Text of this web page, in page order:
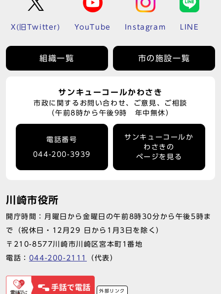
X(旧Twitter) YouTube Instagram LINE
組織一覧 市の施設一覧
サンキューコールかわさき
市政に関するお問い合わせ、ご意見、ご相談
（午前8時から午後9時 年中無休）
電話番号
044-200-3939
サンキューコールか
わさきの
ページを見る
川崎市役所
開庁時間：月曜日から金曜日の午前8時30分から午後5時ま
で（祝休日・12月29 日から1月3日を除く）
〒210-8577川崎市川崎区宮本町1番地
電話： 044-200-2111 （代表）
外部リンク